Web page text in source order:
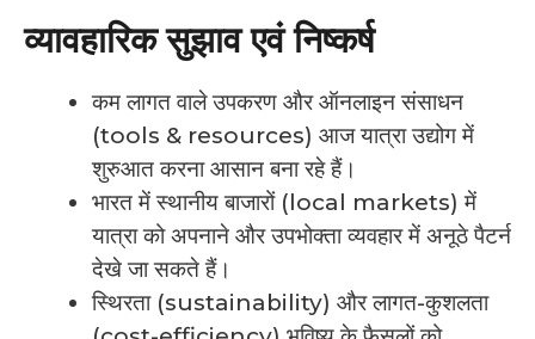
व्यावहारिक सुझाव एवं निष्कर्ष
कम लागत वाले उपकरण और ऑनलाइन संसाधन
(tools & resources) आज यात्रा उद्योग में
शुरुआत करना आसान बना रहे हैं।
भारत में स्थानीय बाजारों (local markets) में
यात्रा को अपनाने और उपभोक्ता व्यवहार में अनूठे पैटर्न
देखे जा सकते हैं।
स्थिरता (sustainability) और लागत-कुशलता